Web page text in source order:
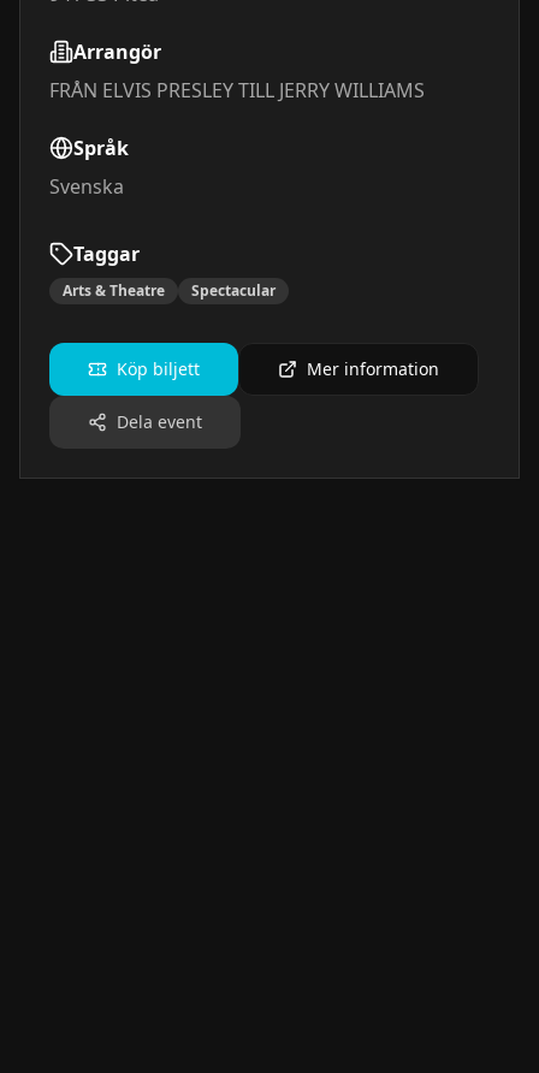
Arrangör
FRÅN ELVIS PRESLEY TILL JERRY WILLIAMS
Språk
Svenska
Taggar
Arts & Theatre Spectacular
Köp biljett Mer information
Dela event